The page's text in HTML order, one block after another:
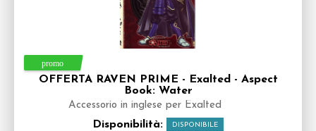
OFFERTA RAVEN PRIME - Exalted - Aspect
Book: Water
Accessorio in inglese per Exalted
Disponibilità: DISPONIBILE